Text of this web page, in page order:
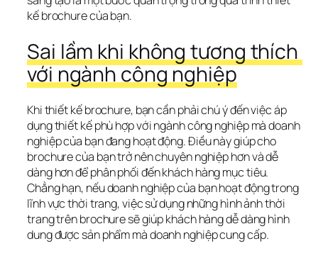
kế brochure của bạn.
Sai lầm khi không tương thích
với ngành công nghiệp
Khi thiết kế brochure, bạn cần phải chú ý đến việc áp
dụng thiết kế phù hợp với ngành công nghiệp mà doanh
nghiệp của bạn đang hoạt động. Điều này giúp cho
brochure của bạn trở nên chuyên nghiệp hơn và dễ
dàng hơn để phân phối đến khách hàng mục tiêu.
Chẳng hạn, nếu doanh nghiệp của bạn hoạt động trong
lĩnh vực thời trang, việc sử dụng những hình ảnh thời
trang trên brochure sẽ giúp khách hàng dễ dàng hình
dung được sản phẩm mà doanh nghiệp cung cấp.